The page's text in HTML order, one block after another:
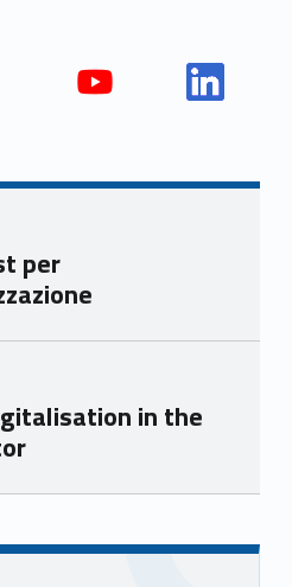
Unio
Ven
Unio
per
in the